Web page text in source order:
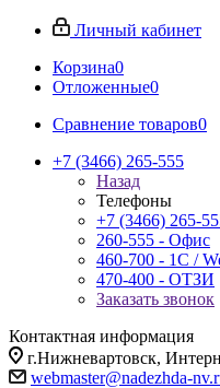
Личный кабинет
Корзина0
Отложенные0
Сравнение товаров0
+7 (3466) 265-555
Назад
Телефоны
+7 (3466) 265-
260-555 - Офис
460-700 - 1C /
470-400 - ОТЗИ
Заказать звонок
Контактная информация
г.Нижневартовск,
webmaster@nadezhda-